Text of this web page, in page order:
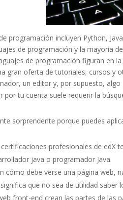
programación incluyen Python,
de programación y la mayoría
de programación figuran en
gran oferta de tutoriales, cursos y
un editor y, por supuesto, algo
por tu cuenta suele requerir la
sorprendente porque puedes
profesionales de edX
java o programador Java.
cómo debe verse una página web,
que no sea de utilidad
front-end crean las partes de las